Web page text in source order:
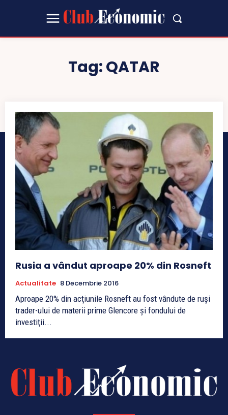
Tag:QATAR
Rusia a vândut aproape 20% din Rosneft
Actualitate 8 Decembrie 2016
Aproape 20% din acţiunile Rosneft au fost vândute de ruşi
trader-ului de materii prime Glencore şi fondului de
investiţii...